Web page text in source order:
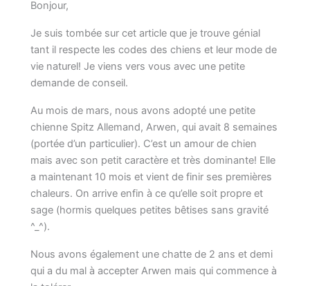
Bonjour,
Je suis tombée sur cet article que je trouve génial
tant il respecte les codes des chiens et leur mode de
vie naturel! Je viens vers vous avec une petite
demande de conseil.
Au mois de mars, nous avons adopté une petite
chienne Spitz Allemand, Arwen, qui avait 8 semaines
(portée d’un particulier). C’est un amour de chien
mais avec son petit caractère et très dominante! Elle
a maintenant 10 mois et vient de finir ses premières
chaleurs. On arrive enfin à ce qu’elle soit propre et
sage (hormis quelques petites bêtises sans gravité
^_^).
Nous avons également une chatte de 2 ans et demi
qui a du mal à accepter Arwen mais qui commence à